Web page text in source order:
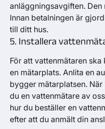
anläggningsavgiften.
Innan betalningen är
till ditt hus.
5. Installera
För att vattenmätaren
en mätarplats. Anlita en
bygger mätarplatsen.
du en vattenmätare av
hur du beställer en
efter att du anmält din